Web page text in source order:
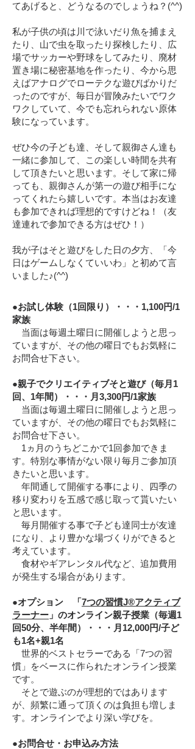
てあげると、どうなるのでしょうね？(^^)
私が子供の頃は川で泳いだり魚を捕まえ
たり、山で虫を取ったり探検したり、広
場でサッカーや野球をしてみたり、廃材
置き場に秘密基地を作ったり、今から思
えばアナログでローテクな遊びばかりだ
ったのですが、毎日が冒険みたいでワク
ワクしていて、今でも忘れられない原体
験になっています。
ぜひ今の子ども達、そして親御さん達も
一緒に参加して、この楽しい時間を共有
して頂きたいと思います。そして家に帰
っても、親御さんが第一の遊び相手にな
ってくれたら嬉しいです。本当はお友達
も参加できれば理想的ですけどね！（友
達連れで参加できる方はぜひ！）
我が子はそと遊びをした日の夕方、「今
日はゲームしなくていいわ」と初めて言
いました♪(^^)
●お試し体験（1回限り）・・・1,100円/1
家族
当面は毎週土曜日に開催しようと思っ
ていますが、その他の曜日でもお気軽に
お問合せ下さい。
●親子でクリエイティブそと遊び（毎月1
回、1年間）・・・月3,300円/1家族
当面は毎週土曜日に開催しようと思っ
ていますが、その他の曜日でもお気軽に
お問合せ下さい。
1ヵ月のうちどこかで1回参加できま
す。特別な事情がない限り毎月ご参加頂
きたいと思います。
年間通して開催する事により、四季の
移り変わりを五感で感じ取って貰いたい
と思います。
毎月開催する事で子ども達同士が友達
になり、より豊かな場づくりができると
考えています。
食材やギアレンタル代など、追加費用
が発生する場合があります。
●オプション 「7つの習慣J®アクティブ
ラーナー 」のオンライン親子授業（毎週1
回50分、半年間）・・・月12,000円/子ど
も1名+親1名
世界的ベストセラーである「7つの習
慣」をベースに作られたオンライン授業
です。
そとで遊ぶのが理想的ではあります
が、頻繁に通って頂くのは負担も増しま
す。オンラインでより深い学びを。
●お問合せ・お申込み方法